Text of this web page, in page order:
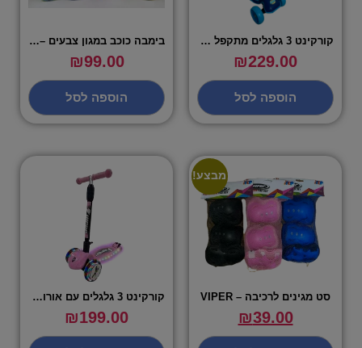
קורקינט 3 גלגלים מתקפל פרימיום – באטמן
₪229.00
הוספה לסל
בימבה כוכב במגון צבעים – VIPER
₪99.00
הוספה לסל
מבצע!
סט מגינים לרכיבה – VIPER
₪39.00
קורקינט 3 גלגלים עם אורות – VIPER
₪199.00